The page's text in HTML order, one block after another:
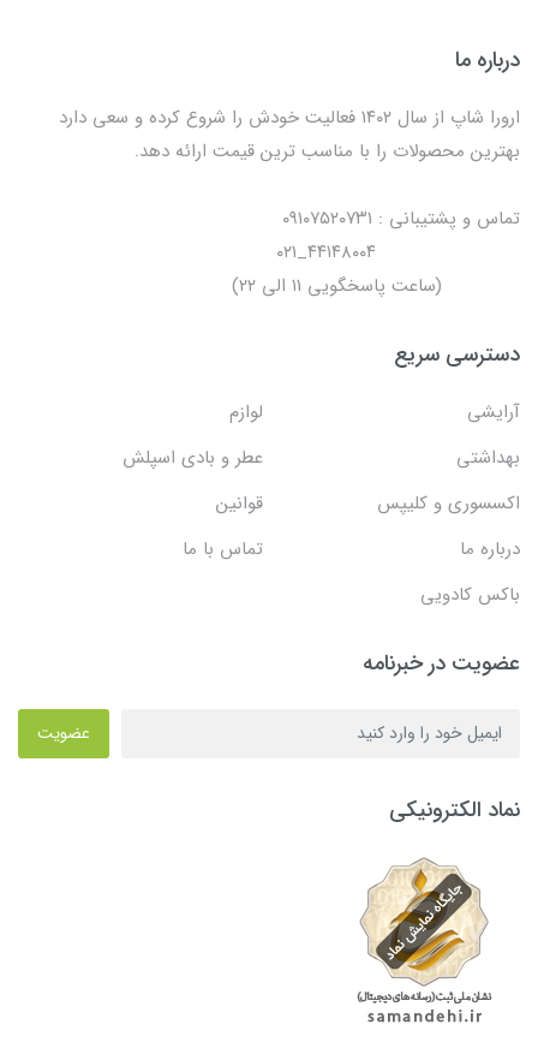
درباره ما
ارورا شاپ از سال ۱۴۰۲ فعالیت خودش را شروع کرده و سعی دارد
بهترین محصولات را با مناسب ترین قیمت ارائه دهد.
تماس و پشتیبانی : ۰۹۱۰۷۵۲۰۷۳۱
(ساعت پاسخگویی ۱۱ الی ۲۲)
دسترسی سریع
آرایشی
لوازم
بهداشتی
عطر و بادی اسپلش
اکسسوری و کلیپس
قوانین
درباره ما
تماس با ما
باکس کادویی
عضویت در خبرنامه
عضویت
نماد الکترونیکی